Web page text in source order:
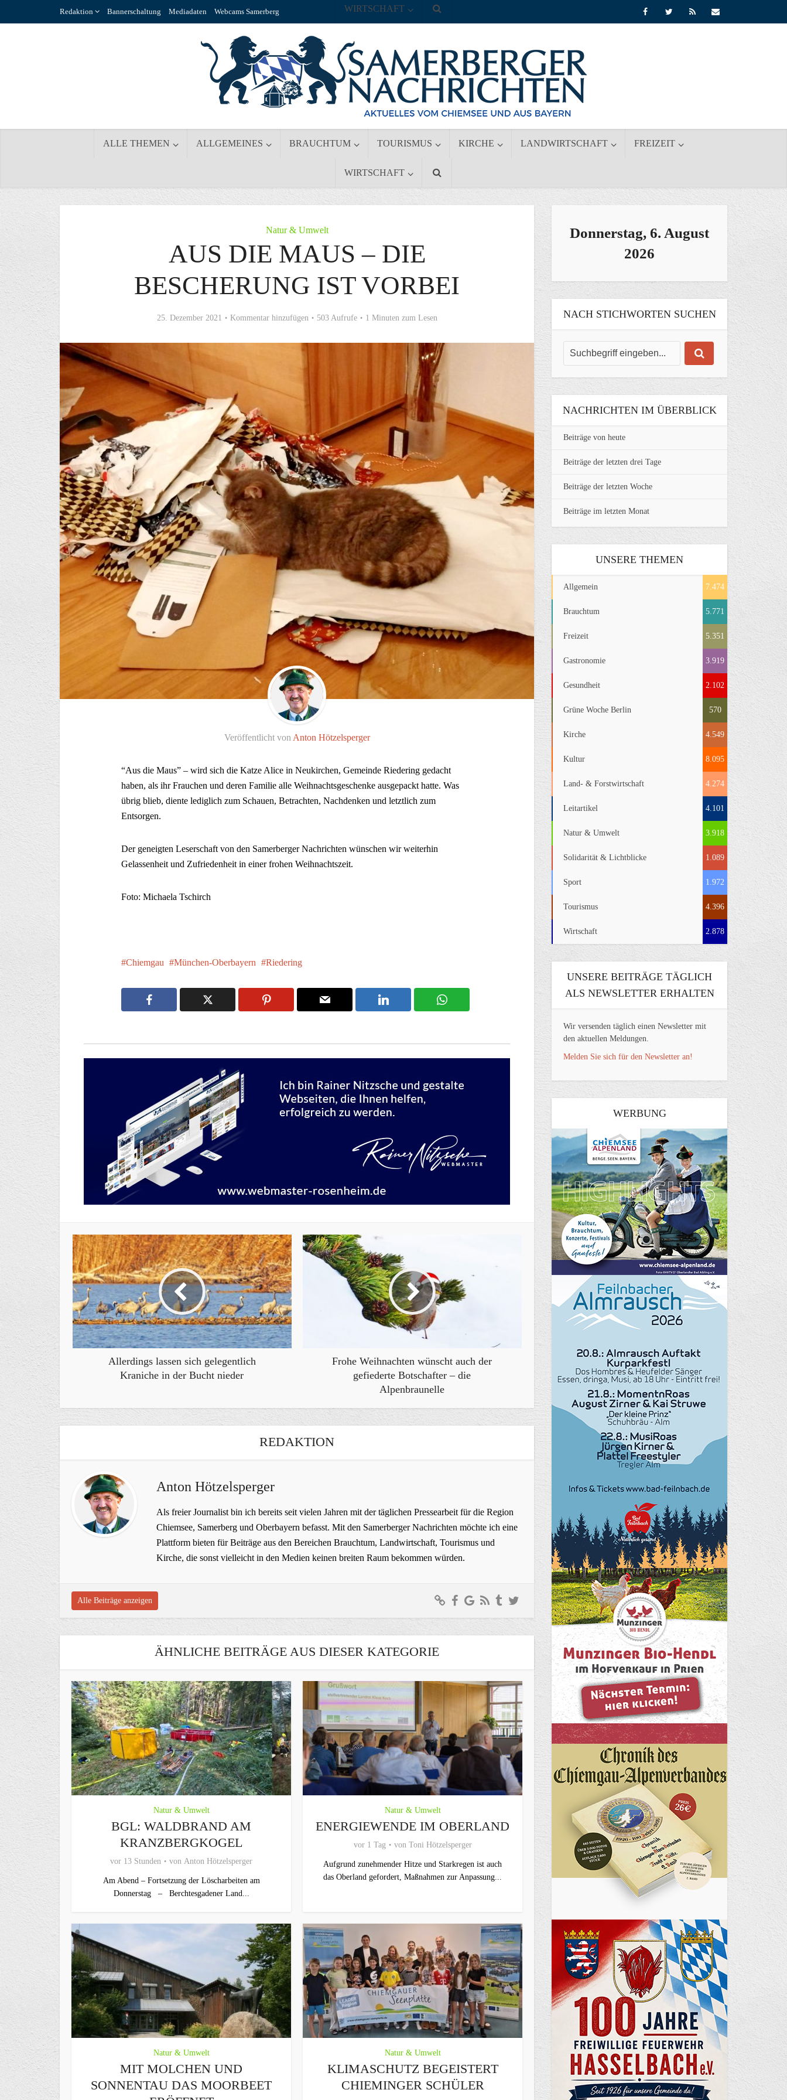
Redaktion Bannerschaltung Mediadaten Webcams Samerberg
ALLE THEMEN ALLGEMEINES BRAUCHTUM TOURISMUS KIRCHE LANDWIRTSCHAFT FREIZEIT
WIRTSCHAFT
WIRTSCHAFT
Natur & Umwelt
AUS DIE MAUS – DIE
BESCHERUNG IST VORBEI
25. Dezember 2021 Kommentar hinzufügen 503 Aufrufe 1 Minuten zum Lesen
Veröffentlicht von Anton Hötzelsperger
“Aus die Maus” – wird sich die Katze Alice in Neukirchen, Gemeinde Riedering gedacht
haben, als ihr Frauchen und deren Familie alle Weihnachtsgeschenke ausgepackt hatte. Was
übrig blieb, diente lediglich zum Schauen, Betrachten, Nachdenken und letztlich zum
Entsorgen.
Der geneigten Leserschaft von den Samerberger Nachrichten wünschen wir weiterhin
Gelassenheit und Zufriedenheit in einer frohen Weihnachtszeit.
Foto: Michaela Tschirch
Chiemgau München-Oberbayern Riedering
Allerdings lassen sich gelegentlich
Kraniche in der Bucht nieder
Frohe Weihnachten wünscht auch der
gefiederte Botschafter – die
Alpenbraunelle
REDAKTION
Anton Hötzelsperger
Als freier Journalist bin ich bereits seit vielen Jahren mit der täglichen Pressearbeit für die Region
Chiemsee, Samerberg und Oberbayern befasst. Mit den Samerberger Nachrichten möchte ich eine
Plattform bieten für Beiträge aus den Bereichen Brauchtum, Landwirtschaft, Tourismus und
Kirche, die sonst vielleicht in den Medien keinen breiten Raum bekommen würden.
Alle Beiträge anzeigen
ÄHNLICHE BEITRÄGE AUS DIESER KATEGORIE
Natur & Umwelt
BGL: WALDBRAND AM
KRANZBERGKOGEL
vor 13 Stunden von Anton Hötzelsperger
Am Abend – Fortsetzung der Löscharbeiten am
Donnerstag – Berchtesgadener Land...
Natur & Umwelt
ENERGIEWENDE IM OBERLAND
vor 1 Tag von Toni Hötzelsperger
Aufgrund zunehmender Hitze und Starkregen ist auch
das Oberland gefordert, Maßnahmen zur Anpassung...
Natur & Umwelt
MIT MOLCHEN UND
SONNENTAU DAS MOORBEET
Natur & Umwelt
KLIMASCHUTZ BEGEISTERT
CHIEMINGER SCHÜLER
Donnerstag, 6. August
2026
NACH STICHWORTEN SUCHEN
NACHRICHTEN IM ÜBERBLICK
Beiträge von heute
Beiträge der letzten drei Tage
Beiträge der letzten Woche
Beiträge im letzten Monat
UNSERE THEMEN
Allgemein 7.474
Brauchtum 5.771
Freizeit 5.351
Gastronomie 3.919
Gesundheit 2.102
Grüne Woche Berlin 570
Kirche 4.549
Kultur 8.095
Land- & Forstwirtschaft 4.274
Leitartikel 4.101
Natur & Umwelt 3.918
Solidarität & Lichtblicke 1.089
Sport 1.972
Tourismus 4.396
Wirtschaft 2.878
UNSERE BEITRÄGE TÄGLICH
ALS NEWSLETTER ERHALTEN
Wir versenden täglich einen Newsletter mit
den aktuellen Meldungen.
Melden Sie sich für den Newsletter an!
WERBUNG